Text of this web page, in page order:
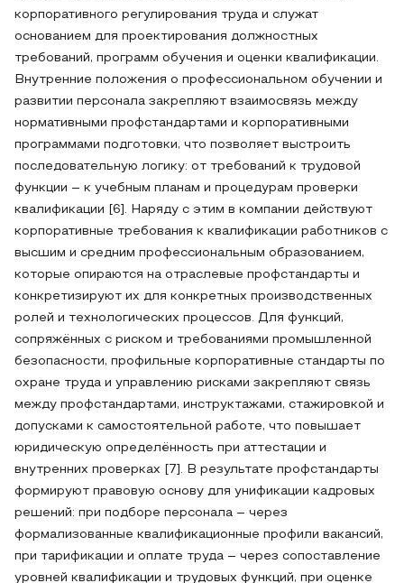
корпоративного регулирования труда и служат
основанием для проектирования должностных
требований, программ обучения и оценки квалификации.
Внутренние положения о профессиональном обучении и
развитии персонала закрепляют взаимосвязь между
нормативными профстандартами и корпоративными
программами подготовки, что позволяет выстроить
последовательную логику: от требований к трудовой
функции – к учебным планам и процедурам проверки
квалификации [6]. Наряду с этим в компании действуют
корпоративные требования к квалификации работников с
высшим и средним профессиональным образованием,
которые опираются на отраслевые профстандарты и
конкретизируют их для конкретных производственных
ролей и технологических процессов. Для функций,
сопряжённых с риском и требованиями промышленной
безопасности, профильные корпоративные стандарты по
охране труда и управлению рисками закрепляют связь
между профстандартами, инструктажами, стажировкой и
допусками к самостоятельной работе, что повышает
юридическую определённость при аттестации и
внутренних проверках [7]. В результате профстандарты
формируют правовую основу для унификации кадровых
решений: при подборе персонала – через
формализованные квалификационные профили вакансий,
при тарификации и оплате труда – через сопоставление
уровней квалификации и трудовых функций, при оценке